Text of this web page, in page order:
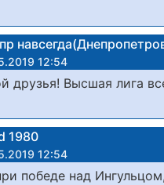
12:54
друзья! Высшая лига
1980
12:54
победе над